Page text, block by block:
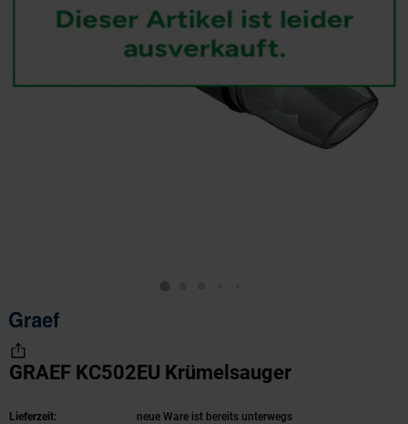
GRAEF KC502EU Krümelsauger
Lieferzeit: neue Ware ist bereits unterwegs